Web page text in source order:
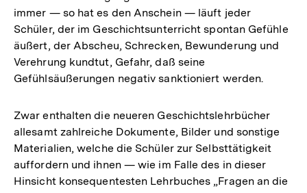
immer — so hat es den Anschein — läuft jeder
Schüler, der im Geschichtsunterricht spontan Gefühle
äußert, der Abscheu, Schrecken, Bewunderung und
Verehrung kundtut, Gefahr, daß seine
Gefühlsäußerungen negativ sanktioniert werden.
Zwar enthalten die neueren Geschichtslehrbücher
allesamt zahlreiche Dokumente, Bilder und sonstige
Materialien, welche die Schüler zur Selbsttätigkeit
auffordern und ihnen — wie im Falle des in dieser
Hinsicht konsequentesten Lehrbuches „Fragen an die